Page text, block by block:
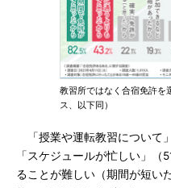
教習所ではなく合宿免許を
ス、以下同）
「授業や運転教習について
「スケジュールが忙しい」（
ることが難しい（期間が短い